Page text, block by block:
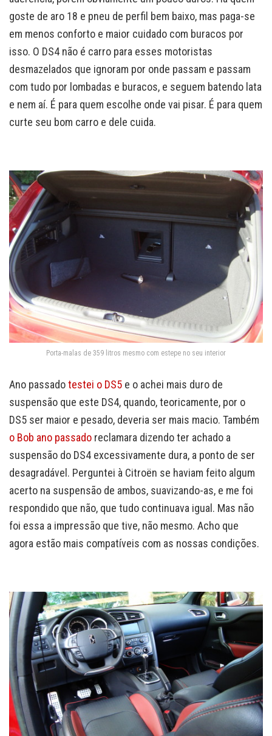
goste de aro 18 e pneu de perfil bem baixo, mas paga-se
em menos conforto e maior cuidado com buracos por
isso. O DS4 não é carro para esses motoristas
desmazelados que ignoram por onde passam e passam
com tudo por lombadas e buracos, e seguem batendo lata
e nem aí. É para quem escolhe onde vai pisar. É para quem
curte seu bom carro e dele cuida.
Porta-malas de 359 litros mesmo com estepe no seu interior
Ano passadotestei o DS5 e o achei mais duro de
suspensão que este DS4, quando, teoricamente, por o
DS5 ser maior e pesado, deveria ser mais macio. Também
o Bob ano passado reclamara dizendo ter achado a
suspensão do DS4 excessivamente dura, a ponto de ser
desagradável. Perguntei à Citroën se haviam feito algum
acerto na suspensão de ambos, suavizando-as, e me foi
respondido que não, que tudo continuava igual. Mas não
foi essa a impressão que tive, não mesmo. Acho que
agora estão mais compatíveis com as nossas condições.